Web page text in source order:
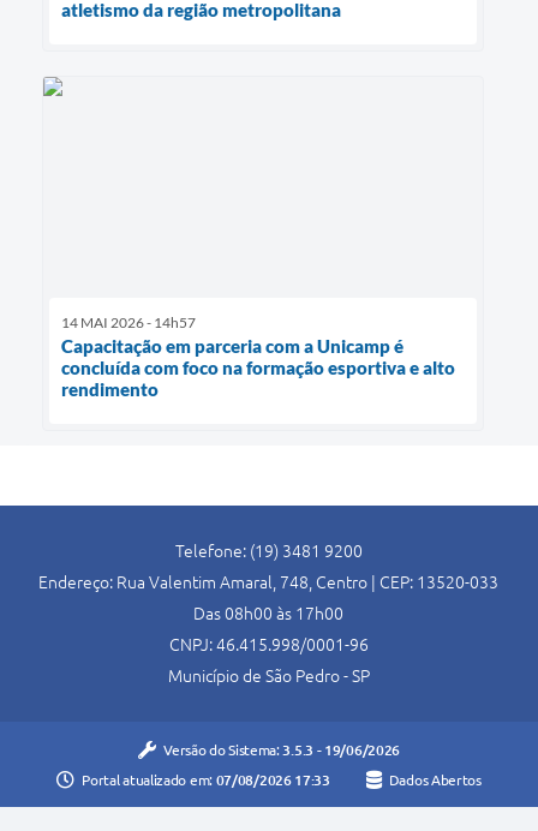
atletismo da região metropolitana
14 MAI 2026 - 14h57
Capacitação em parceria com a Unicamp é
concluída com foco na formação esportiva e alto
rendimento
Telefone: (19) 3481 9200
Endereço: Rua Valentim Amaral, 748, Centro | CEP: 13520-033
Das 08h00 às 17h00
CNPJ: 46.415.998/0001-96
Município de São Pedro - SP
Versão do Sistema: 3.5.3 - 19/06/2026
Portal atualizado em: 07/08/2026 17:33 Dados Abertos